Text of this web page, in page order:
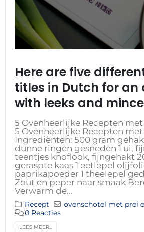
Here are five
titles in Dutch for an
with leeks and
5 Ovenheerlijke Recepten
5 Ovenheerlijke Recepten
Ingrediënten: 500 gram
dunne ringen gesneden 1 ui,
teentjes knoflook, fijngehakt
geraspte kaas 1 eetlepel
paprikapoeder 1 theelepel
Zout en peper naar smaak
Verwarm de...
Recept
ovenschotel met prei
0 Reacties
LEES MEER...